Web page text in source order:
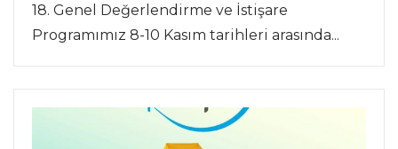
18. Genel Değerlendirme ve İstişare
Programımız 8-10 Kasım tarihleri arasında...